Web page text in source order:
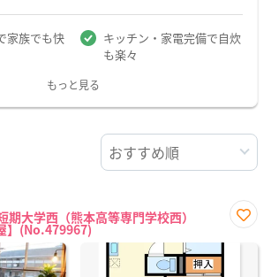
家族でも快
キッチン・家電完備で自炊
も楽々
もっと見る
期大学西（熊本高等専門学校西）
】(No.479967)
に入